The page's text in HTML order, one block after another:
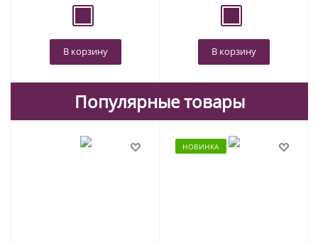
В корзину В корзину
Популярные товары
НОВИНКА